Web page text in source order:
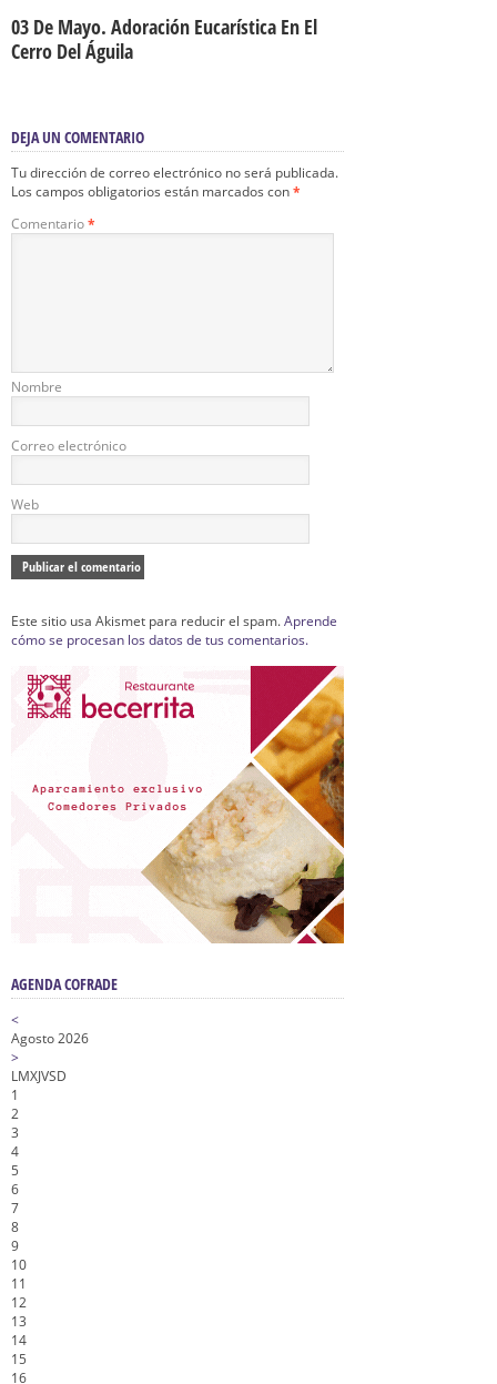
03 De Mayo. Adoración Eucarística En El
Cerro Del Águila
DEJA UN COMENTARIO
Tu dirección de correo electrónico no será publicada.
Los campos obligatorios están marcados con*
Comentario*
Nombre
Correo electrónico
Web
Este sitio usa Akismet para reducir el spam.Aprende
cómo se procesan los datos de tus comentarios.
AGENDA COFRADE
<
Agosto 2026
>
LMXJVSD
1
2
3
4
5
6
7
8
9
10
11
12
13
14
15
16